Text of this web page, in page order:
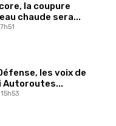
la coupure
chaude sera...
les voix de
Autoroutes...